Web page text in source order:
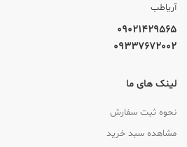
آریاطب
09021429565
09337672002
لینک های ما
نحوه ثبت سفارش
مشاهده سبد خرید